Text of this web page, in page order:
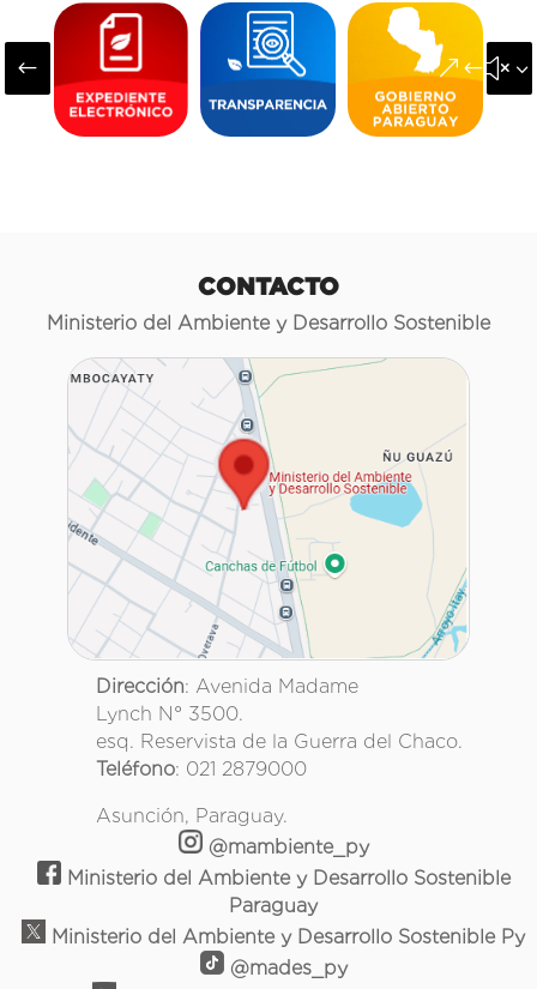
#
CONTACTO
Ministerio del Ambiente y Desarrollo Sostenible
Dirección: Avenida Madame
Lynch N° 3500.
esq. Reservista de la Guerra del Chaco.
Teléfono: 021 2879000
Asunción, Paraguay.
@mambiente_py
Ministerio del Ambiente y Desarrollo Sostenible
Paraguay
Ministerio del Ambiente y Desarrollo Sostenible Py
@mades_py